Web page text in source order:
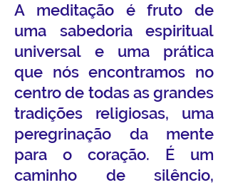
A meditação é fruto de
uma sabedoria espiritual
universal e uma prática
que nós encontramos no
centro de todas as grandes
tradições religiosas, uma
peregrinação da mente
para o coração. É um
caminho de silêncio,